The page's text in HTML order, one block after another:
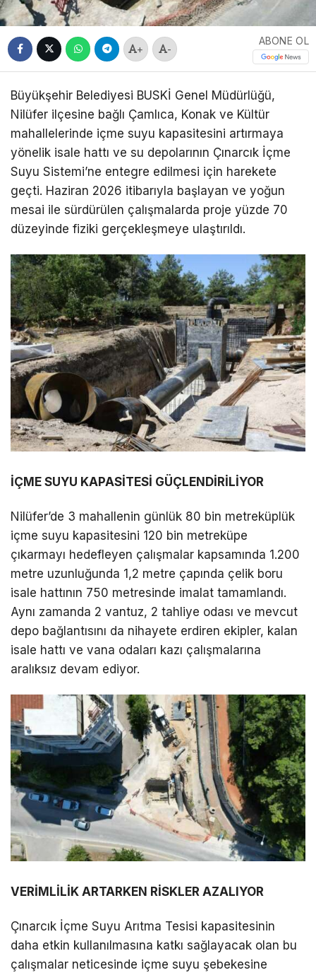
+ -
ABONE OL
Büyükşehir Belediyesi BUSKİ Genel Müdürlüğü,
Nilüfer ilçesine bağlı Çamlıca, Konak ve Kültür
mahallelerinde içme suyu kapasitesini artırmaya
yönelik isale hattı ve su depolarının Çınarcık İçme
Suyu Sistemi’ne entegre edilmesi için harekete
geçti. Haziran 2026 itibarıyla başlayan ve yoğun
mesai ile sürdürülen çalışmalarda proje yüzde 70
düzeyinde fiziki gerçekleşmeye ulaştırıldı.
İÇME SUYU KAPASİTESİ GÜÇLENDİRİLİYOR
Nilüfer’de 3 mahallenin günlük 80 bin metreküplük
içme suyu kapasitesini 120 bin metreküpe
çıkarmayı hedefleyen çalışmalar kapsamında 1.200
metre uzunluğunda 1,2 metre çapında çelik boru
isale hattının 750 metresinde imalat tamamlandı.
Aynı zamanda 2 vantuz, 2 tahliye odası ve mevcut
depo bağlantısını da nihayete erdiren ekipler, kalan
isale hattı ve vana odaları kazı çalışmalarına
aralıksız devam ediyor.
VERİMLİLİK ARTARKEN RİSKLER AZALIYOR
Çınarcık İçme Suyu Arıtma Tesisi kapasitesinin
daha etkin kullanılmasına katkı sağlayacak olan bu
çalışmalar neticesinde içme suyu şebekesine